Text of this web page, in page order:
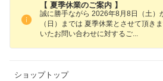
【 夏季休業のご案内 】
誠に勝手ながら 2026年8月8日（土）
（日）までは 夏季休業とさせて頂き
いたお問い合わせに対するご
ショップトップ